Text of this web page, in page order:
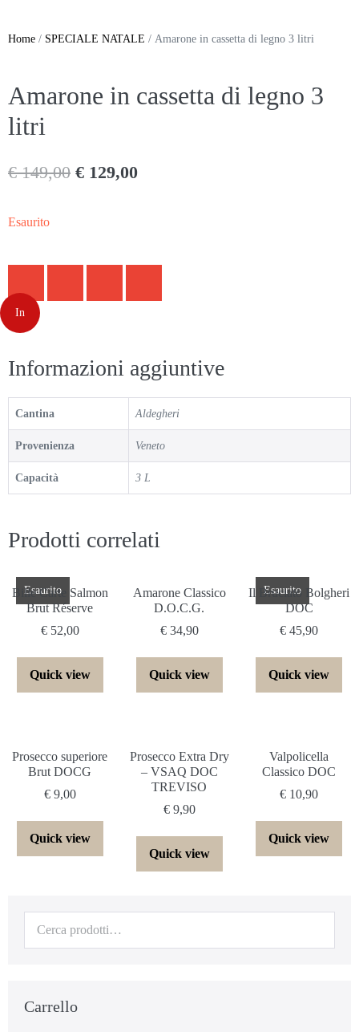
Home / SPECIALE NATALE / Amarone in cassetta di legno 3 litri
Amarone in cassetta di legno 3
litri
€149,00 € 129,00
Esaurito
In
Informazioni aggiuntive
Cantina Aldegheri
Provenienza Veneto
Capacità 3 L
Prodotti correlati
Esaurito
Bille Carte Salmon
Brut Réserve
€52,00
Quick view
Amarone Classico
D.O.C.G.
€34,90
Quick view
Esaurito
Il Bruciato Bolgheri
DOC
€ 45,90
Quick view
Prosecco superiore
Brut DOCG
€9,00
Quick view
Prosecco Extra Dry
– VSAQ DOC
TREVISO
€9,90
Quick view
Valpolicella
Classico DOC
€ 10,90
Quick view
Carrello